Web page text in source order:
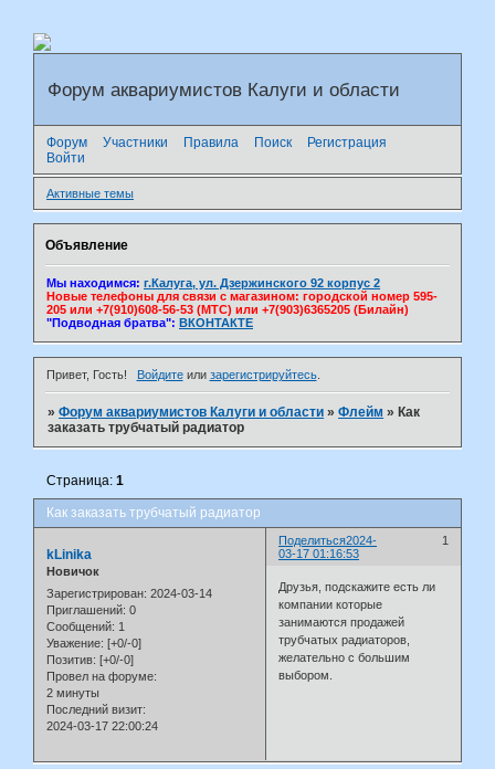
Форум аквариумистов Калуги и области
Форум Участники Правила Поиск
Регистрация
Войти
Активные темы
Объявление
Мы находимся: г.Калуга, ул. Дзержинского 92 корпус 2
Новые телефоны для связи с магазином: городской номер 595-
205 или +7(910)608-56-53 (МТС) или +7(903)6365205 (Билайн)
"Подводная братва": ВКОНТАКТЕ
Привет, Гость! Войдитеили зарегистрируйтесь.
»Форум аквариумистов Калуги и области »Флейм » Как
заказать трубчатый радиатор
Как заказать трубчатый радиатор
Страница:1
Поделиться 1
2024-
03-17 01:16:53
kLinika
Новичок
Зарегистрирован: 2024-03-14
Приглашений: 0
Сообщений: 1
Уважение: [+0/-0]
Позитив: [+0/-0]
Провел на форуме:
2 минуты
Последний визит:
2024-03-17 22:00:24
Друзья, подскажите есть ли
компании которые
занимаются продажей
трубчатых радиаторов,
желательно с большим
выбором.